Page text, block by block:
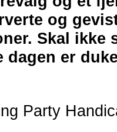
og
Skal ikke
dagen er
Party